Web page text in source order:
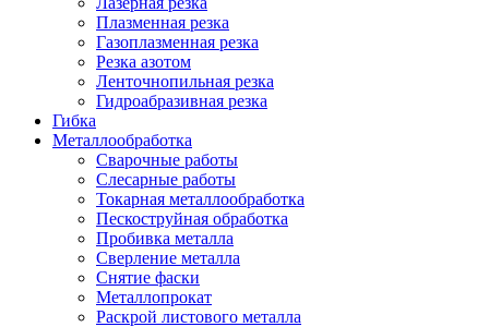
Плазменная резка
Газоплазменная резка
Резка азотом
Ленточнопильная резка
Гидроабразивная резка
Гибка
Металлообработка
Сварочные работы
Слесарные работы
Токарная металлообработка
Пескоструйная обработка
Пробивка металла
Сверление металла
Снятие фаски
Металлопрокат
Раскрой листового металла